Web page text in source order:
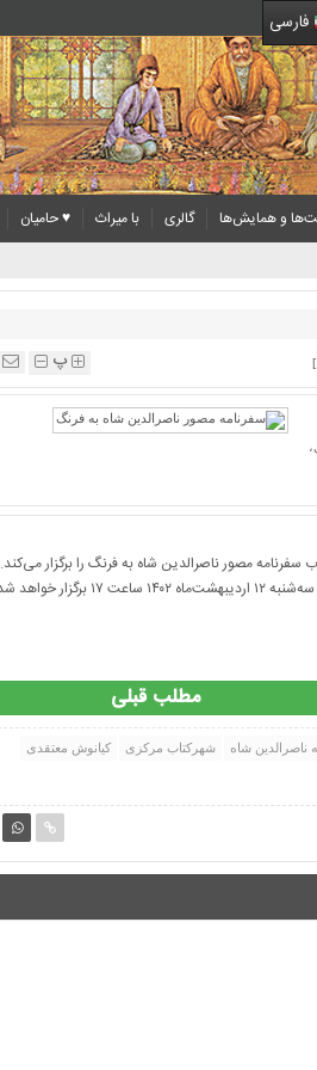
فارسی
و همایش‌ها گالری با میراث ♥ حامیان
پ
مصور ناصرالدین شاه به فرنگ را برگزار می‌کند.
خواهد شد.
مطلب قبلی
ناصرالدین شاه شهرکتاب مرکزی کیانوش معتقدی